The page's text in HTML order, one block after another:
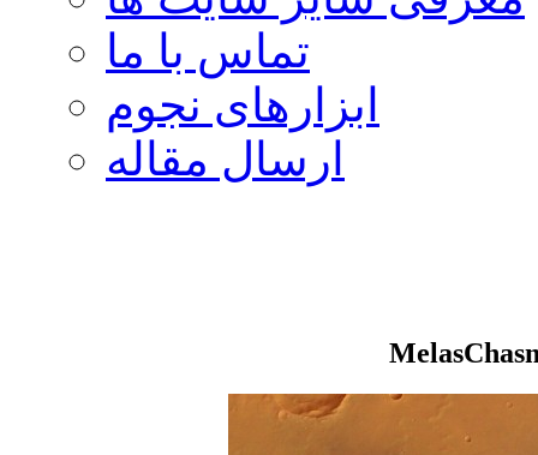
تماس با ما
ابزارهای نجوم
ارسال مقاله